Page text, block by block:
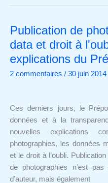
Publication de
data et droit à
explications du
2 commentaires / 30 juin 2014
Ces derniers jours, le
données et à la
nouvelles explications
photographies, les données
et le droit à l’oubli.
de photographies n’est
d’auteur, mais également
Publication
de
drones,
big
droit
à
l'oubli:
les
dernières
explications